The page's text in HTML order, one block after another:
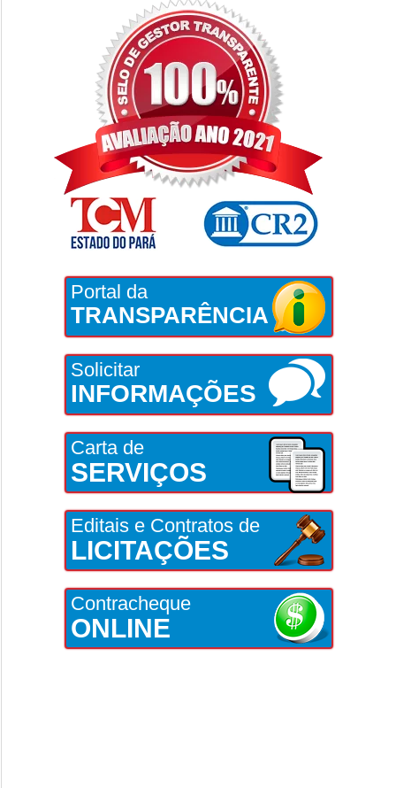
Portal da
TRANSPARÊNCIA
Solicitar
INFORMAÇÕES
Carta de
SERVIÇOS
Editais e Contratos de
LICITAÇÕES
Contracheque
ONLINE